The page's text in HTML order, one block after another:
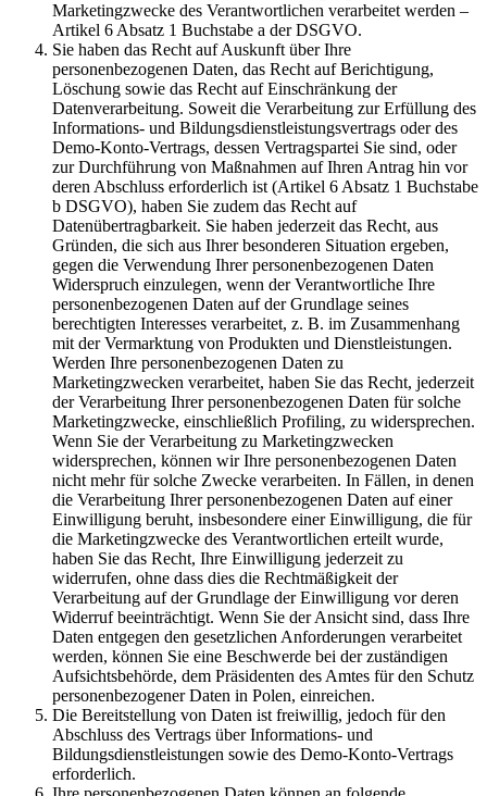
Marketingzwecke des Verantwortlichen verarbeitet werden –
Artikel 6 Absatz 1 Buchstabe a der DSGVO.
Sie haben das Recht auf Auskunft über Ihre
personenbezogenen Daten, das Recht auf Berichtigung,
Löschung sowie das Recht auf Einschränkung der
Datenverarbeitung. Soweit die Verarbeitung zur Erfüllung des
Informations- und Bildungsdienstleistungsvertrags oder des
Demo-Konto-Vertrags, dessen Vertragspartei Sie sind, oder
zur Durchführung von Maßnahmen auf Ihren Antrag hin vor
deren Abschluss erforderlich ist (Artikel 6 Absatz 1 Buchstabe
b DSGVO), haben Sie zudem das Recht auf
Datenübertragbarkeit. Sie haben jederzeit das Recht, aus
Gründen, die sich aus Ihrer besonderen Situation ergeben,
gegen die Verwendung Ihrer personenbezogenen Daten
Widerspruch einzulegen, wenn der Verantwortliche Ihre
personenbezogenen Daten auf der Grundlage seines
berechtigten Interesses verarbeitet, z. B. im Zusammenhang
mit der Vermarktung von Produkten und Dienstleistungen.
Werden Ihre personenbezogenen Daten zu
Marketingzwecken verarbeitet, haben Sie das Recht, jederzeit
der Verarbeitung Ihrer personenbezogenen Daten für solche
Marketingzwecke, einschließlich Profiling, zu widersprechen.
Wenn Sie der Verarbeitung zu Marketingzwecken
widersprechen, können wir Ihre personenbezogenen Daten
nicht mehr für solche Zwecke verarbeiten. In Fällen, in denen
die Verarbeitung Ihrer personenbezogenen Daten auf einer
Einwilligung beruht, insbesondere einer Einwilligung, die für
die Marketingzwecke des Verantwortlichen erteilt wurde,
haben Sie das Recht, Ihre Einwilligung jederzeit zu
widerrufen, ohne dass dies die Rechtmäßigkeit der
Verarbeitung auf der Grundlage der Einwilligung vor deren
Widerruf beeinträchtigt. Wenn Sie der Ansicht sind, dass Ihre
Daten entgegen den gesetzlichen Anforderungen verarbeitet
werden, können Sie eine Beschwerde bei der zuständigen
Aufsichtsbehörde, dem Präsidenten des Amtes für den Schutz
personenbezogener Daten in Polen, einreichen.
Die Bereitstellung von Daten ist freiwillig, jedoch für den
Abschluss des Vertrags über Informations- und
Bildungsdienstleistungen sowie des Demo-Konto-Vertrags
erforderlich.